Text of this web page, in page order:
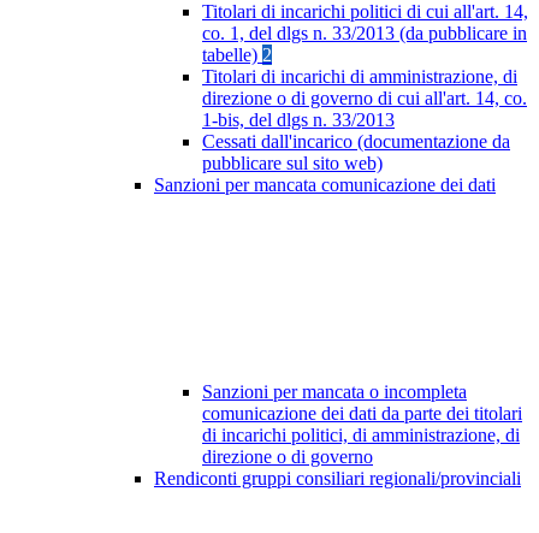
Titolari di incarichi politici di cui all'art. 14,
co. 1, del dlgs n. 33/2013 (da pubblicare in
tabelle) 2
Titolari di incarichi di amministrazione, di
direzione o di governo di cui all'art. 14, co.
1-bis, del dlgs n. 33/2013
Cessati dall'incarico (documentazione da
pubblicare sul sito web)
Sanzioni per mancata comunicazione dei dati
Sanzioni per mancata o incompleta
comunicazione dei dati da parte dei titolari
di incarichi politici, di amministrazione, di
direzione o di governo
Rendiconti gruppi consiliari regionali/provinciali